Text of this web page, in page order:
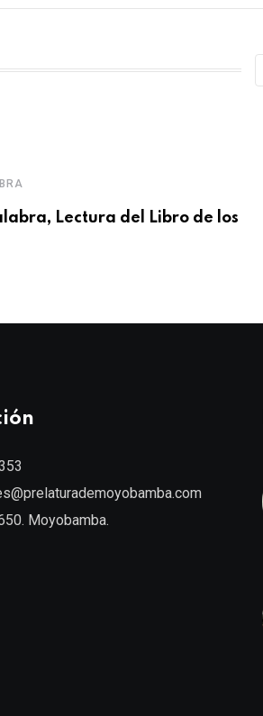
Lectura del Libro de los
Moyobamba.